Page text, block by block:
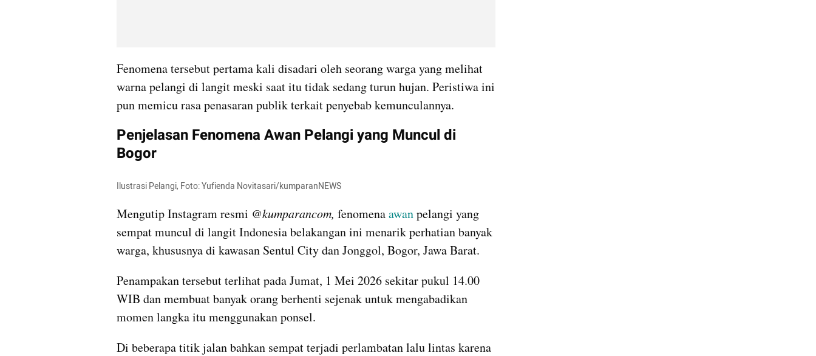
Fenomena tersebut pertama kali disadari oleh seorang warga yang melihat
warna pelangi di langit meski saat itu tidak sedang turun hujan. Peristiwa ini
pun memicu rasa penasaran publik terkait penyebab kemunculannya.
Penjelasan Fenomena Awan Pelangi yang Muncul di
Bogor
Ilustrasi Pelangi, Foto: Yufienda Novitasari/kumparanNEWS
Mengutip Instagram resmi @kumparancom, fenomena awan pelangi yang
sempat muncul di langit Indonesia belakangan ini menarik perhatian banyak
warga, khususnya di kawasan Sentul City dan Jonggol, Bogor, Jawa Barat.
Penampakan tersebut terlihat pada Jumat, 1 Mei 2026 sekitar pukul 14.00
WIB dan membuat banyak orang berhenti sejenak untuk mengabadikan
momen langka itu menggunakan ponsel.
Di beberapa titik jalan bahkan sempat terjadi perlambatan lalu lintas karena